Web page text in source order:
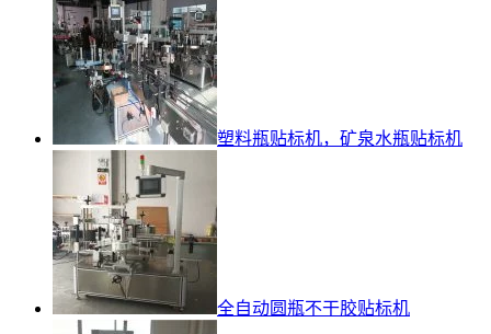
塑料瓶贴标机，矿泉水瓶贴标机
全自动圆瓶不干胶贴标机